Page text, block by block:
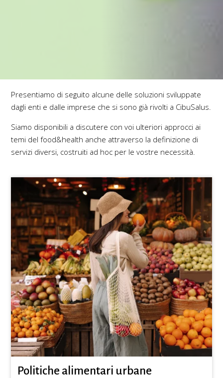
Presentiamo di seguito alcune delle soluzioni sviluppate
dagli enti e dalle imprese che si sono già rivolti a CibuSalus.
Siamo disponibili a discutere con voi ulteriori approcci ai
temi del food&health anche attraverso la definizione di
servizi diversi, costruiti ad hoc per le vostre necessità.
Politiche alimentari urbane